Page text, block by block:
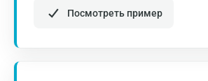
Посмотреть пример